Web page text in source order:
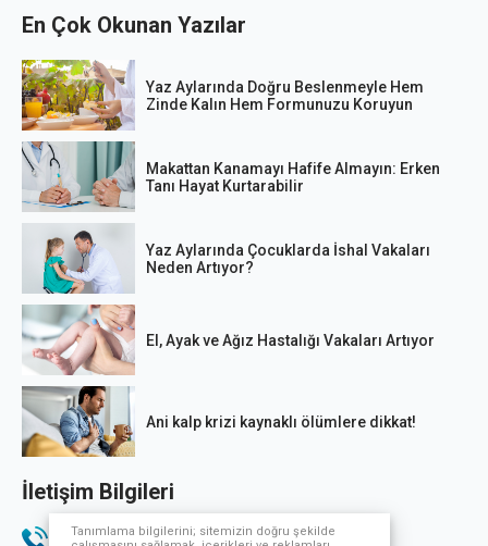
En Çok Okunan Yazılar
Yaz Aylarında Doğru Beslenmeyle Hem
Zinde Kalın Hem Formunuzu Koruyun
Makattan Kanamayı Hafife Almayın: Erken
Tanı Hayat Kurtarabilir
Yaz Aylarında Çocuklarda İshal Vakaları
Neden Artıyor?
El, Ayak ve Ağız Hastalığı Vakaları Artıyor
Ani kalp krizi kaynaklı ölümlere dikkat!
İletişim Bilgileri
Telefon
Tanımlama bilgilerini; sitemizin doğru şekilde